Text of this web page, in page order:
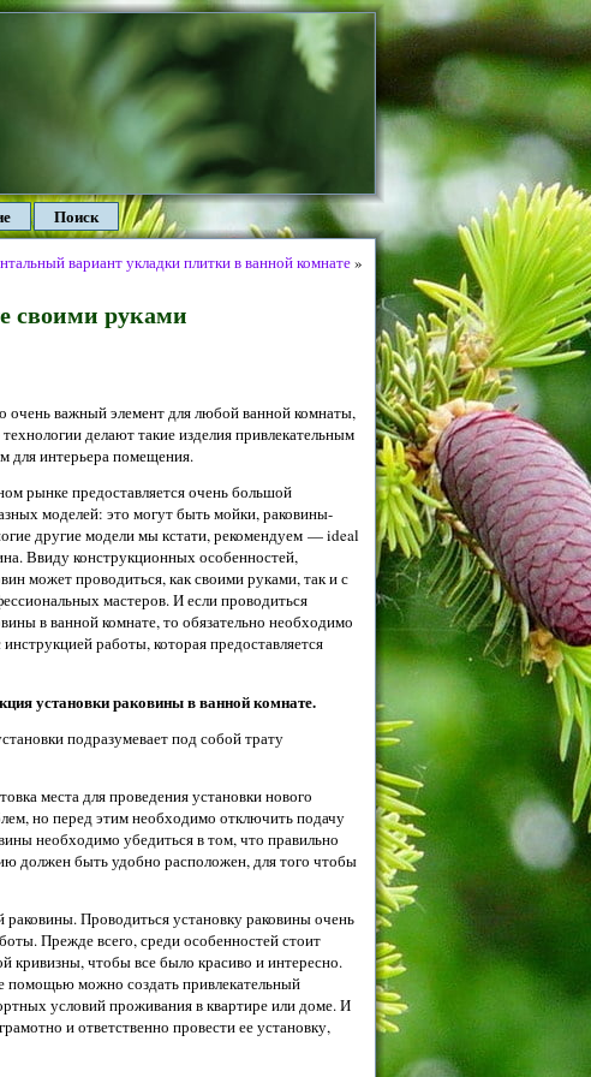
Поиск
вариант укладки плитки в ванной комнате»
своими руками
очень важный элемент для любой ванной комнаты,
делают такие изделия привлекательным
для интерьера помещения.
рынке предоставляется очень большой
моделей: это могут быть мойки, раковины-
другие модели мы кстати, рекомендуем — ideal
Ввиду конструкционных особенностей,
может проводиться, как своими руками, так и с
мастеров. И если проводиться
в ванной комнате, то обязательно необходимо
инструкцией работы, которая предоставляется
установки раковины в ванной комнате.
подразумевает под собой трату
места для проведения установки нового
но перед этим необходимо отключить подачу
необходимо убедиться в том, что правильно
должен быть удобно расположен, для того чтобы
Проводиться установку раковины очень
Прежде всего, среди особенностей стоит
кривизны, чтобы все было красиво и интересно.
помощью можно создать привлекательный
условий проживания в квартире или доме. И
и ответственно провести ее установку,